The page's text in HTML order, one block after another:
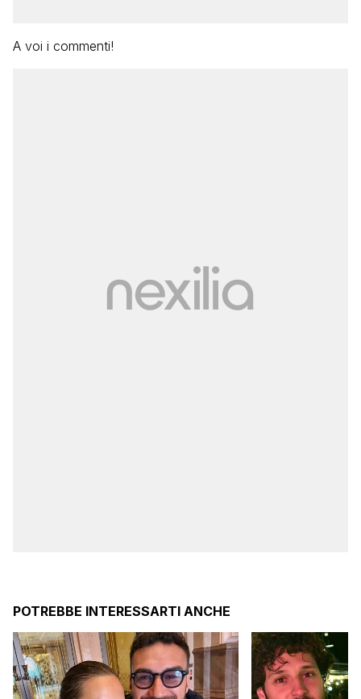
A voi i commenti!
POTREBBE INTERESSARTI ANCHE